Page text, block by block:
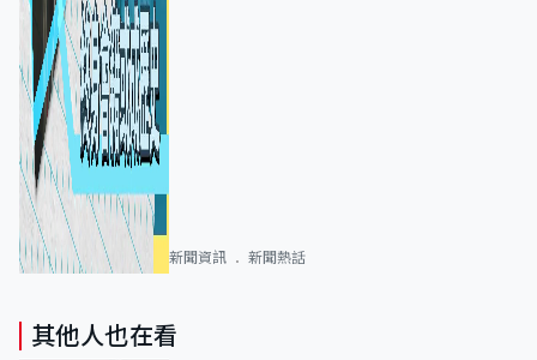
新聞資訊 新聞熱話
其他人也在看